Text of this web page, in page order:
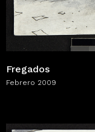
Fregados
Febrero 2009